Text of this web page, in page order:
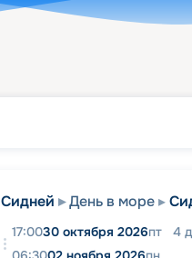
Сидней День в море
17:0030 октября 2026пт 4